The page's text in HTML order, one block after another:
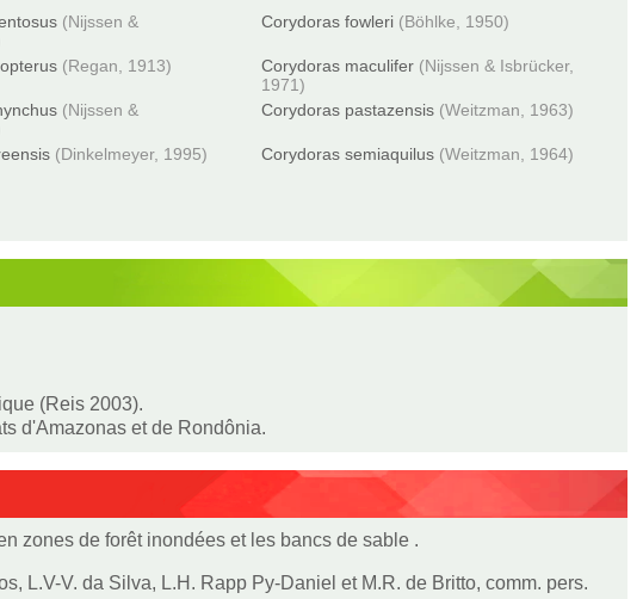
(Nijssen &
Corydoras fowleri (Böhlke, 1950)
(Regan, 1913) Corydoras maculifer (Nijssen & Isbrücker,
1971)
(Nijssen &
Corydoras pastazensis (Weitzman, 1963)
(Dinkelmeyer, 1995) Corydoras semiaquilus (Weitzman, 1964)
(Reis 2003).
d'Amazonas et de Rondônia.
zones de forêt inondées et les bancs de sable .
L.V-V. da Silva, L.H. Rapp Py-Daniel et M.R. de Britto, comm. pers.